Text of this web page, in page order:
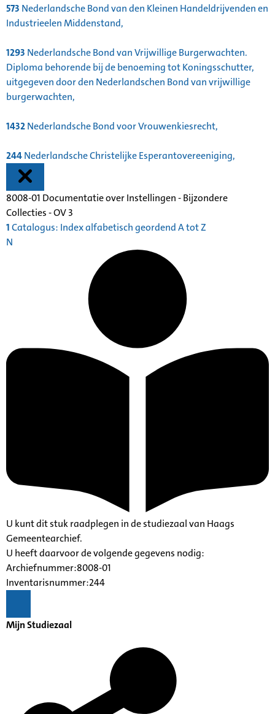
573 Nederlandsche Bond van den Kleinen Handeldrijvenden en
Industrieelen Middenstand,
1293 Nederlandsche Bond van Vrijwillige Burgerwachten.
Diploma behorende bij de benoeming tot Koningsschutter,
uitgegeven door den Nederlandschen Bond van vrijwillige
burgerwachten,
1432Nederlandsche Bond voor Vrouwenkiesrecht,
244Nederlandsche Christelijke Esperantovereeniging,
8008-01 Documentatie over Instellingen - Bijzondere
Collecties - OV 3
1Catalogus: Index alfabetisch geordend A tot Z
N
U kunt dit stuk raadplegen in de studiezaal van Haags
Gemeentearchief.
U heeft daarvoor de volgende gegevens nodig:
Archiefnummer:8008-01
Inventarisnummer:244
Mijn Studiezaal